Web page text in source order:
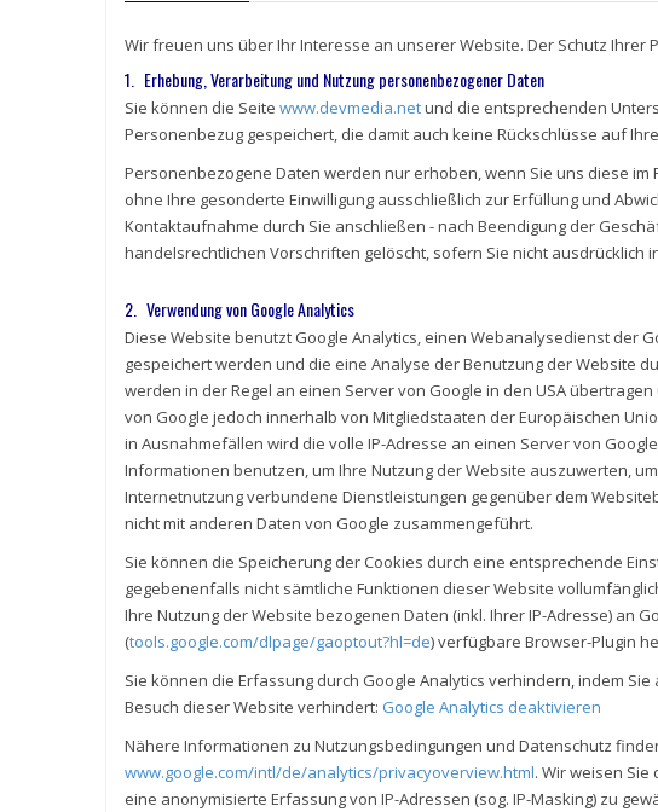
Wir freuen uns über Ihr Interesse an unserer Website. Der Schutz
1. Erhebung, Verarbeitung und Nutzung personenbezogener Daten
Sie können die Seite www.devmedia.netund die entsprechenden
Personenbezug gespeichert, die damit auch keine Rückschlüsse auf
Personenbezogene Daten werden nur erhoben, wenn Sie uns diese
ohne Ihre gesonderte Einwilligung ausschließlich zur Erfüllung und
Kontaktaufnahme durch Sie anschließen - nach Beendigung der
handelsrechtlichen Vorschriften gelöscht, sofern Sie nicht ausdrücklich
2. Verwendung von Google Analytics
Diese Website benutzt Google Analytics, einen Webanalysedienst der
gespeichert werden und die eine Analyse der Benutzung der Website
werden in der Regel an einen Server von Google in den USA
von Google jedoch innerhalb von Mitgliedstaaten der Europäischen
in Ausnahmefällen wird die volle IP-Adresse an einen Server von
Informationen benutzen, um Ihre Nutzung der Website auszuwerten,
Internetnutzung verbundene Dienstleistungen gegenüber dem
nicht mit anderen Daten von Google zusammengeführt.
Sie können die Speicherung der Cookies durch eine entsprechende
gegebenenfalls nicht sämtliche Funktionen dieser Website
Ihre Nutzung der Website bezogenen Daten (inkl. Ihrer IP-Adresse) an
(tools.google.com/dlpage/gaoptout?hl=de) verfügbare Browser-Plugin
Sie können die Erfassung durch Google Analytics verhindern, indem
Besuch dieser Website verhindert: Google Analytics deaktivieren
Nähere Informationen zu Nutzungsbedingungen und Datenschutz
www.google.com/intl/de/analytics/privacyoverview.html. Wir weisen
eine anonymisierte Erfassung von IP-Adressen (sog. IP-Masking) zu